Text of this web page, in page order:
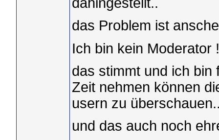
das Problem ist
Ich bin kein Moderator !
das stimmt und ich bin
Zeit nehmen können
usern zu
und das auch noch